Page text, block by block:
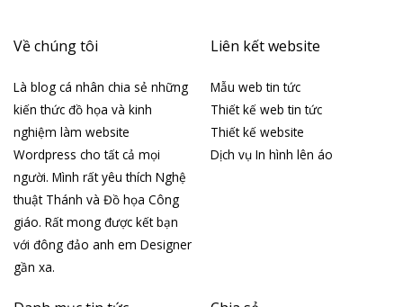
Về chúng tôi
Là blog cá nhân chia sẻ những
kiến thức đồ họa và kinh
nghiệm làm website
Wordpress cho tất cả mọi
người. Mình rất yêu thích Nghệ
thuật Thánh và Đồ họa Công
giáo. Rất mong được kết bạn
với đông đảo anh em Designer
gần xa.
Liên kết website
Mẫu web tin tức
Thiết kế web tin tức
Thiết kế website
Dịch vụ In hình lên áo